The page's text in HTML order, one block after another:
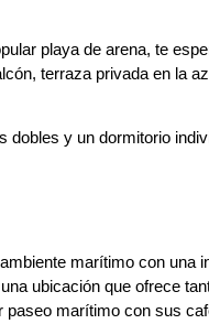
playa de arena, te
terraza privada en la
y un dormitorio
marítimo con una
ubicación que ofrece
paseo marítimo con sus